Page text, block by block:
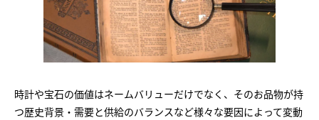
時計や宝石の価値はネームバリューだけでなく、そのお品物が持
つ歴史背景・需要と供給のバランスなど様々な要因によって変動